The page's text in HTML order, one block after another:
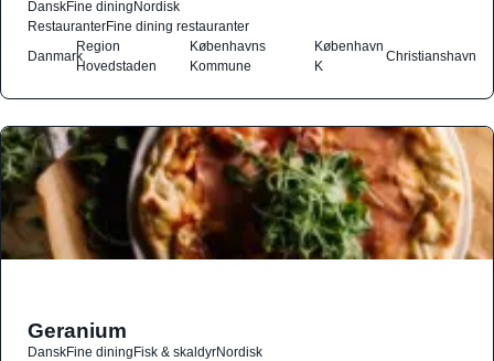
DanskFine diningNordisk
RestauranterFine dining restauranter
Danmark
Region
Hovedstaden
Københavns
Kommune
København
K
Christianshavn
Geranium
DanskFine diningFisk & skaldyrNordisk